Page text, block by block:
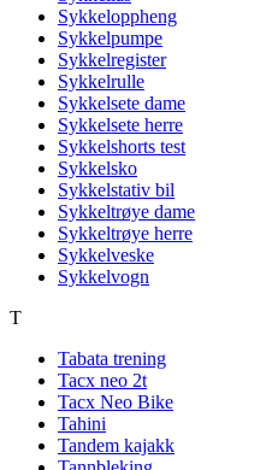
Sykkeloppheng
Sykkelpumpe
Sykkelregister
Sykkelrulle
Sykkelsete dame
Sykkelsete herre
Sykkelshorts test
Sykkelsko
Sykkelstativ bil
Sykkeltrøye dame
Sykkeltrøye herre
Sykkelveske
Sykkelvogn
T
Tabata trening
Tacx neo 2t
Tacx Neo Bike
Tahini
Tandem kajakk